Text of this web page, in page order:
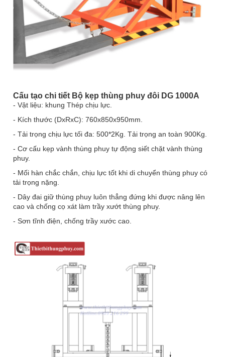
Cấu tạo chi tiết Bộ kẹp thùng phuy đôi DG 1000A
- Vật liệu: khung Thép chịu lực.
- Kích thước (DxRxC): 760x850x950mm.
- Tải trọng chịu lực tối đa: 500*2Kg. Tải trọng an toàn 900Kg.
- Cơ cấu kẹp vành thùng phuy tự động siết chặt vành thùng
phuy.
- Mối hàn chắc chắn, chịu lực tốt khi di chuyển thùng phuy có
tải trọng nặng.
- Dây đai giữ thùng phuy luôn thẳng đứng khi được nâng lên
cao và chống cọ xát làm trầy xướt thùng phuy.
- Sơn tĩnh điện, chống trầy xước cao.